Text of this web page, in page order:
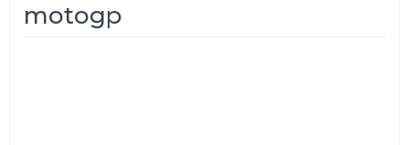
motogp